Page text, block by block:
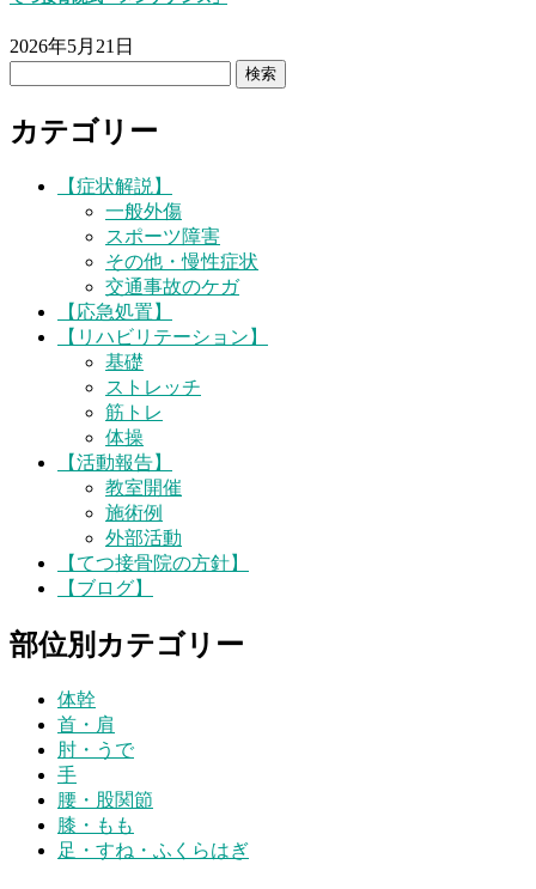
2026年5月21日
カテゴリー
【症状解説】
一般外傷
スポーツ障害
その他・慢性症状
交通事故のケガ
【応急処置】
【リハビリテーション】
基礎
ストレッチ
筋トレ
体操
【活動報告】
教室開催
施術例
外部活動
【てつ接骨院の方針】
【ブログ】
部位別カテゴリー
体幹
首・肩
肘・うで
手
腰・股関節
膝・もも
足・すね・ふくらはぎ